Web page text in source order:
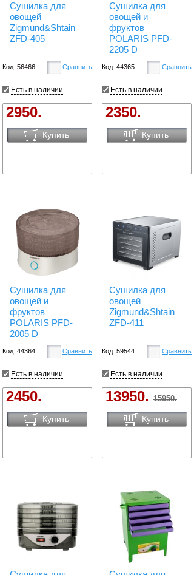
Сушилка для
овощей
Zigmund&Shtain
ZFD-405
Код: 56466 Сравнить
Есть в наличии
2950.
Купить
Сушилка для
овощей и
фруктов
POLARIS PFD-
2205 D
Код: 44365 Сравнить
Есть в наличии
2350.
Купить
Сушилка для
овощей и
фруктов
POLARIS PFD-
2005 D
Код: 44364 Сравнить
Есть в наличии
2450.
Купить
Сушилка для
овощей
Zigmund&Shtain
ZFD-411
Код: 59544 Сравнить
Есть в наличии
13950. 15950.
Купить